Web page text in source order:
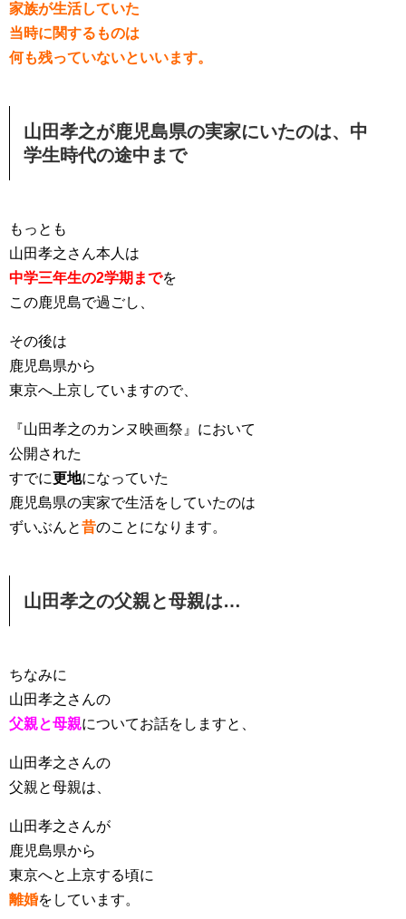
家族が生活していた
当時に関するものは
何も残っていないといいます。
山田孝之が鹿児島県の実家にいたのは、中
学生時代の途中まで
もっとも
山田孝之さん本人は
中学三年生の2学期までを
この鹿児島で過ごし、
その後は
鹿児島県から
東京へ上京していますので、
『山田孝之のカンヌ映画祭』において
公開された
すでに更地になっていた
鹿児島県の実家で生活をしていたのは
ずいぶんと昔のことになります。
山田孝之の父親と母親は…
ちなみに
山田孝之さんの
父親と母親についてお話をしますと、
山田孝之さんの
父親と母親は、
山田孝之さんが
鹿児島県から
東京へと上京する頃に
離婚をしています。